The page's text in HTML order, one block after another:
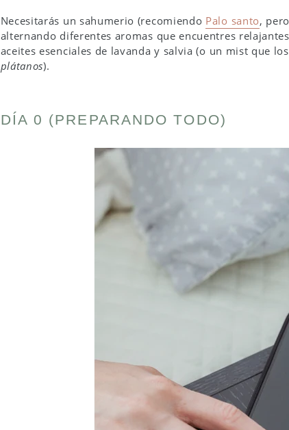
Necesitarás un sahumerio (recomiendo Palo santo,
alternando diferentes aromas que encuentres
aceites esenciales de lavanda y salvia (o un mist que
plátanos).
DÍA 0 (PREPARANDO TODO)